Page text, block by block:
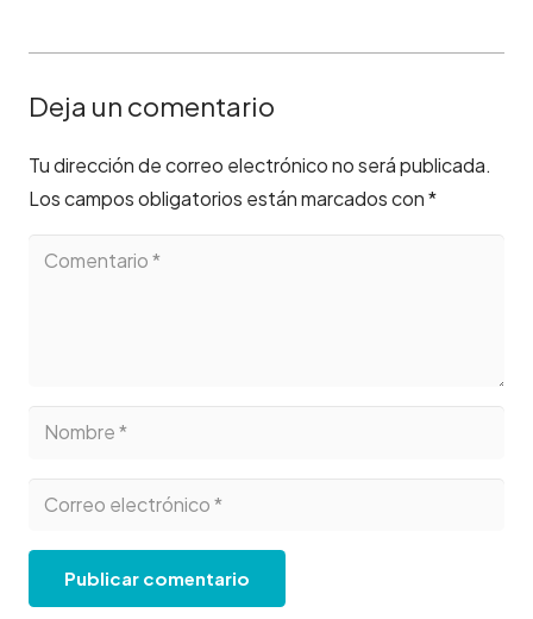
Deja un comentario
Tu dirección de correo electrónico no será publicada.
Los campos obligatorios están marcados con*
Publicar comentario